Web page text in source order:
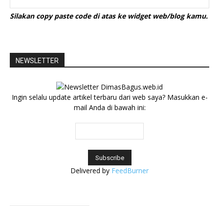
Silakan copy paste code di atas ke widget web/blog kamu.
NEWSLETTER
Ingin selalu update artikel terbaru dari web saya? Masukkan e-
mail Anda di bawah ini:
Delivered by FeedBurner